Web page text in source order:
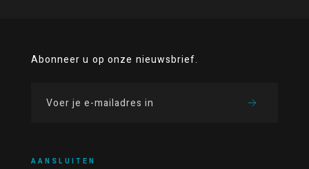
Abonneer u op onze nieuwsbrief.
AANSLUITEN